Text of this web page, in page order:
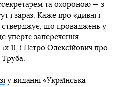
та охороною — з
і зараз. Каже про «дивні і
стверджує, що проваджень у
уперте заперечення
11, і Петро Олексійович про
Труба.
у виданні «Українська